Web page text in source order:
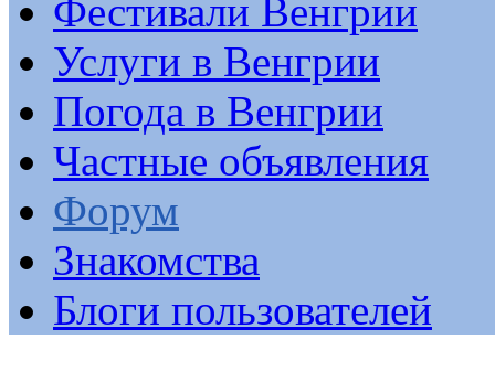
Фестивали Венгрии
Услуги в Венгрии
Погода в Венгрии
Частные объявления
Форум
Знакомства
Блоги пользователей